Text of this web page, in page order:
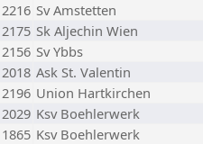
2216 Sv Amstetten
2175 Sk Aljechin Wien
2156 Sv Ybbs
2018 Ask St. Valentin
2196 Union Hartkirchen
2029 Ksv Boehlerwerk
1865 Ksv Boehlerwerk